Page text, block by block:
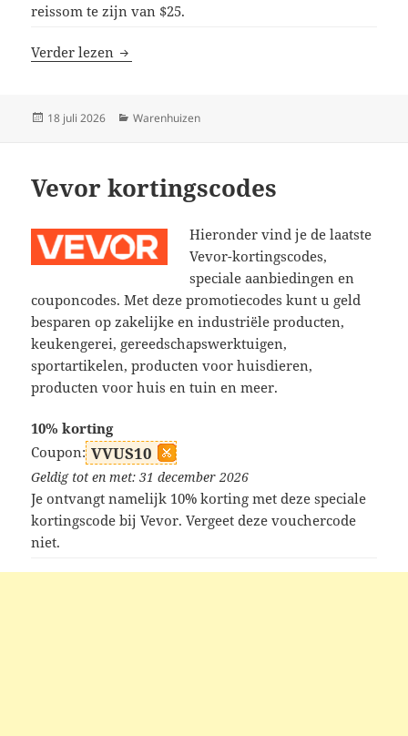
reissom te zijn van $25.
Verder lezen BangGood kortingscodes
Geplaatst
18 juli 2026 Categorieën
Warenhuizen
Vevor kortingscodes
Hieronder vind je de laatste
Vevor-kortingscodes,
speciale aanbiedingen en
couponcodes. Met deze promotiecodes kunt u geld
besparen op zakelijke en industriële producten,
keukengerei, gereedschapswerktuigen,
sportartikelen, producten voor huisdieren,
producten voor huis en tuin en meer.
10% korting
Coupon: VVUS10
Geldig tot en met: 31 december 2026
Je ontvangt namelijk 10% korting met deze speciale
kortingscode bij Vevor. Vergeet deze vouchercode
niet.